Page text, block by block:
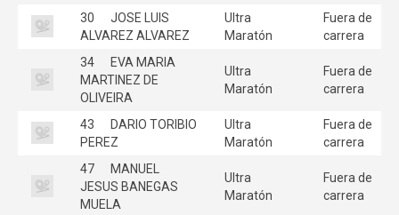
30
JOSE LUIS
ALVAREZ ALVAREZ
Ultra
Maratón
Fuera de
carrera
34
EVA MARIA
MARTINEZ DE
OLIVEIRA
Ultra
Maratón
Fuera de
carrera
43
DARIO TORIBIO
PEREZ
Ultra
Maratón
Fuera de
carrera
47
MANUEL
JESUS BANEGAS
MUELA
Ultra
Maratón
Fuera de
carrera